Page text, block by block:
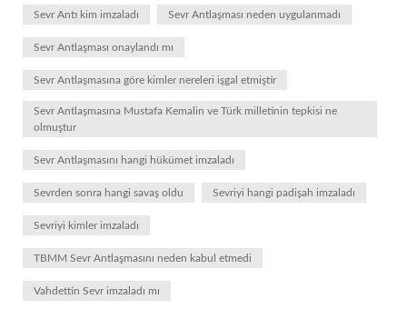
Sevr Antı kim imzaladı Sevr Antlaşması neden uygulanmadı
Sevr Antlaşması onaylandı mı
Sevr Antlaşmasına göre kimler nereleri işgal etmiştir
Sevr Antlaşmasına Mustafa Kemalin ve Türk milletinin tepkisi ne
olmuştur
Sevr Antlaşmasını hangi hükümet imzaladı
Sevrden sonra hangi savaş oldu Sevriyi hangi padişah imzaladı
Sevriyi kimler imzaladı
TBMM Sevr Antlaşmasını neden kabul etmedi
Vahdettin Sevr imzaladı mı